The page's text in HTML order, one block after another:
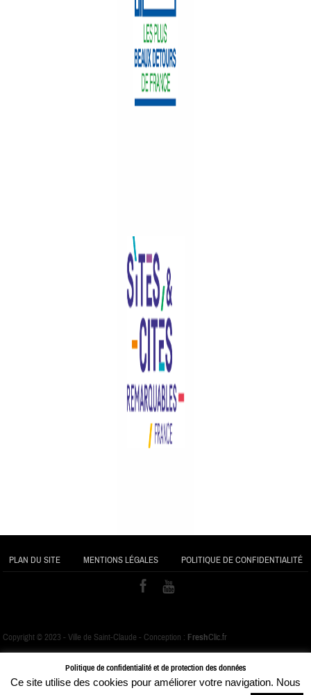
PLAN DU SITE MENTIONS LÉGALES POLITIQUE DE CONFIDENTIALITÉ
Copyright © 2023 - Ville de Saint-Claude - Conception : FreshClic.fr
Politique de confidentialité et de protection des données
Ce site utilise des cookies pour améliorer votre navigation. Nous